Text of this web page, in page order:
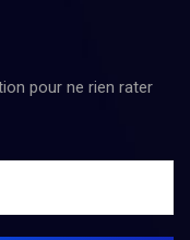
pour ne rien rater